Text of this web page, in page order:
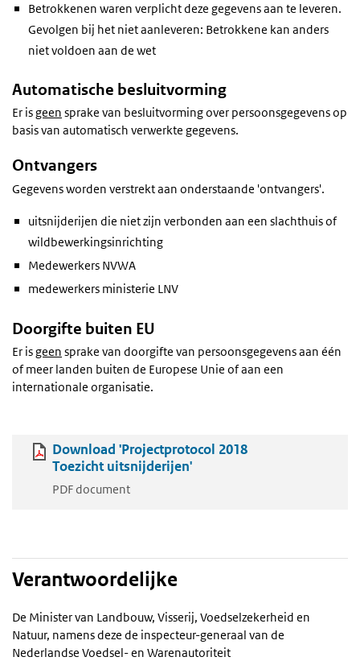
Betrokkenen waren verplicht deze gegevens aan te leveren.
Gevolgen bij het niet aanleveren: Betrokkene kan anders
niet voldoen aan de wet
Automatische besluitvorming
Er isgeen sprake van besluitvorming over persoonsgegevens op
basis van automatisch verwerkte gegevens.
Ontvangers
Gegevens worden verstrekt aan onderstaande 'ontvangers'.
uitsnijderijen die niet zijn verbonden aan een slachthuis of
wildbewerkingsinrichting
Medewerkers NVWA
medewerkers ministerie LNV
Doorgifte buiten EU
Er isgeen sprake van doorgifte van persoonsgegevens aan één
of meer landen buiten de Europese Unie of aan een
internationale organisatie.
Download 'Projectprotocol 2018
Toezicht uitsnijderijen'
PDF document
Verantwoordelijke
De Minister van Landbouw, Visserij, Voedselzekerheid en
Natuur, namens deze de inspecteur-generaal van de
Nederlandse Voedsel- en Warenautoriteit